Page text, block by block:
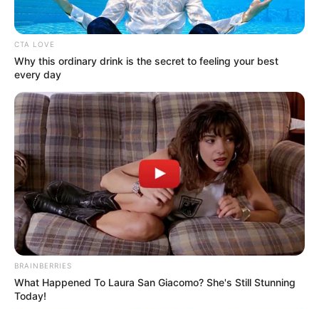
Vehículos particulares y motocicletas
del área metropolitana de Cúcuta,
nacionales y extranjeros
CTA LOVE
Why this ordinary drink is the secret to feeling your best
every day
BRAINBERRIES
What Happened To Laura San Giacomo? She's Still Stunning
Today!